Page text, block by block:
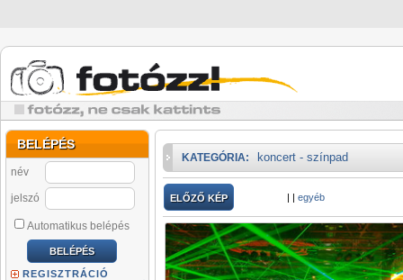
BELÉPÉS
név
jelszó
Automatikus belépés
REGISZTRÁCIÓ
KATEGÓRIA: koncert - színpad
ELŐZŐ KÉP | | egyéb